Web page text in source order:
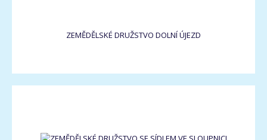
ZEMĚDĚLSKÉ DRUŽSTVO DOLNÍ ÚJEZD